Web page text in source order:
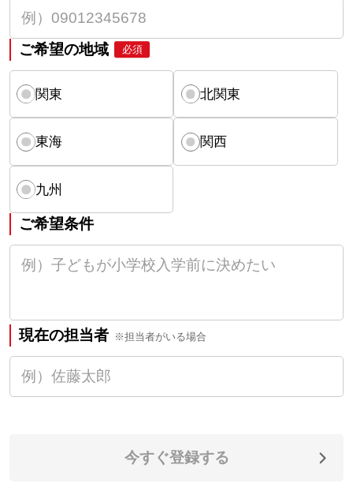
ご希望の地域 必須
関東 北関東
東海 関西
九州
ご希望条件
現在の担当者 ※担当者がいる場合
今すぐ登録する